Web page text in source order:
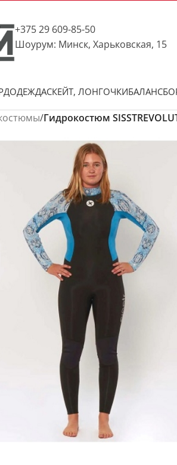
+375 29 609-85-50
Шоурум: Минск, Харьковская, 15
ОДЕЖДАСКЕЙТ, ЛОНГОЧКИ
/Гидрокостюм
чтобы увеличить